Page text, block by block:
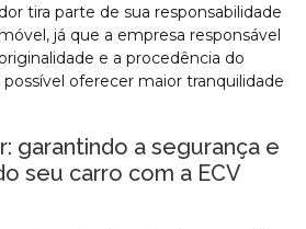
tira parte de sua responsabilidade
já que a empresa responsável
e a procedência do
oferecer maior tranquilidade
garantindo a segurança e
seu carro com a ECV